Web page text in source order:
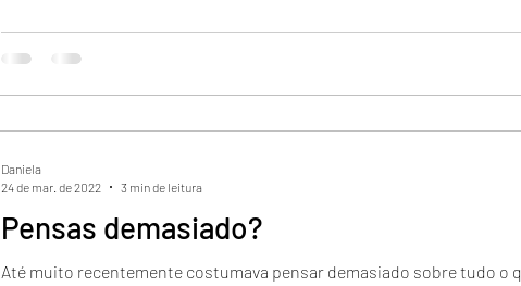
Pensas demasiado?
Até muito recentemente costumava pensar demasiado sobre tudo o
Daniela
24 de mar. de 2022
3 min de leitura